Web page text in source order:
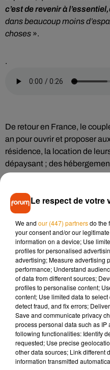
c’est de revenir à l’essentiel,
dans beaucoup moins
choses ».
.
De retour en France, le
an pour ouvrir et proposer
résidence, la location de
dépaysant ; des
ailleurs eux-mêmes.
Un autre univers
Parenthèsea ouvert ses
de la forêt d’Orléans. Les
nature, donnant
monde.
Ils ont vraiment la
même temps d’avoir malgré
confort,ajoute Samantha.
univers. On essaye
expérience(…) introspective,
questions, au bon moment».
Le respect de votre
We and our (447) partnersdo the
your consent and/or our
information on a device; Use
profiles for personalised
advertising; Measure advertising
performance; Understand
of data from different sources;
profiles to personalise content;
content; Use limited data to
detect fraud, and fix errors;
Save and communicate privacy
process personal data such as
following functionalities: Identify
requested; Use precise
other data sources; Link different
information transmitted